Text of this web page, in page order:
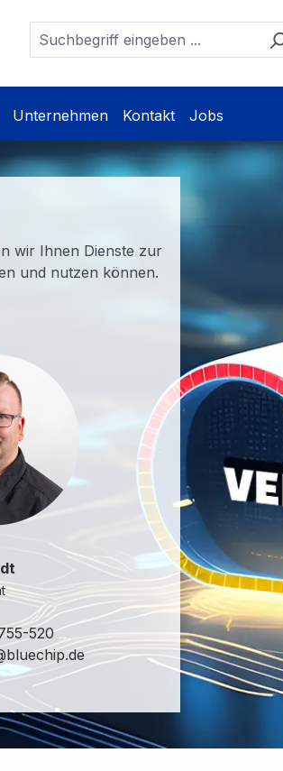
Unternehmen Kontakt Jobs
wir Ihnen Dienste zur
und nutzen können.
520